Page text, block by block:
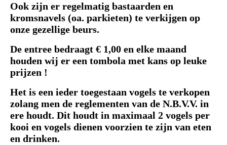
Ook zijn er regelmatig bastaarden en
kromsnavels (oa. parkieten) te verkijgen op
onze gezellige beurs.
De entree bedraagt € 1,00 en elke maand
houden wij er een tombola met kans op leuke
prijzen !
Het is een ieder toegestaan vogels te verkopen
zolang men de reglementen van de N.B.V.V. in
ere houdt. Dit houdt in maximaal 2 vogels per
kooi en vogels dienen voorzien te zijn van eten
en drinken.